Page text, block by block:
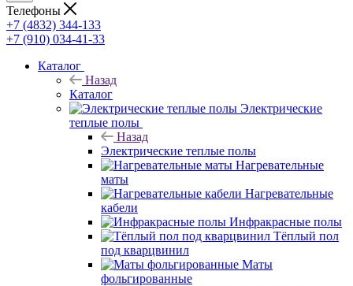
Телефоны
+7 (4832) 344-133
+7 (910) 034-41-33
Каталог
Назад
Каталог
Электрические
теплые полы
Назад
Электрические теплые полы
Нагревательные
маты
Нагревательные
кабели
Инфракрасные полы
Тёплый пол
под кварцвинил
Маты
фольгированные